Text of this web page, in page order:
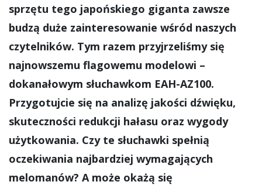
sprzętu tego japońskiego giganta zawsze
budzą duże zainteresowanie wśród naszych
czytelników. Tym razem przyjrzeliśmy się
najnowszemu flagowemu modelowi –
dokanałowym słuchawkom EAH-AZ100.
Przygotujcie się na analizę jakości dźwięku,
skuteczności redukcji hałasu oraz wygody
użytkowania. Czy te słuchawki spełnią
oczekiwania najbardziej wymagających
melomanów? A może okażą się